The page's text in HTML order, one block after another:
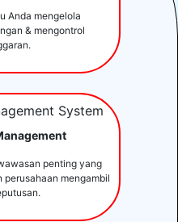
Anda mengelola
& mengontrol
penting yang
perusahaan mengambil